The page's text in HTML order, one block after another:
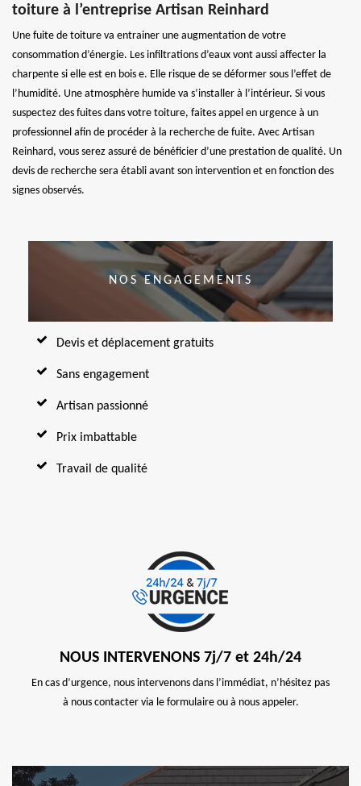
toiture à l’entreprise Artisan Reinhard
Une fuite de toiture va entrainer une augmentation de votre
consommation d’énergie. Les infiltrations d’eaux vont aussi affecter la
charpente si elle est en bois e. Elle risque de se déformer sous l’effet de
l’humidité. Une atmosphère humide va s’installer à l’intérieur. Si vous
suspectez des fuites dans votre toiture, faites appel en urgence à un
professionnel afin de procéder à la recherche de fuite. Avec Artisan
Reinhard, vous serez assuré de bénéficier d’une prestation de qualité. Un
devis de recherche sera établi avant son intervention et en fonction des
signes observés.
NOS ENGAGEMENTS
Devis et déplacement gratuits
Sans engagement
Artisan passionné
Prix imbattable
Travail de qualité
NOUS INTERVENONS 7j/7 et 24h/24
En cas d’urgence, nous intervenons dans l’immédiat, n’hésitez pas
à nous contacter via le formulaire ou à nous appeler.